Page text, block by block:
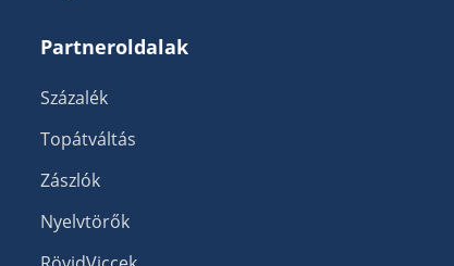
Partneroldalak
Százalék
Topátváltás
Zászlók
Nyelvtörők